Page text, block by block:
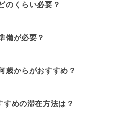
のくらい必要？
備が必要？
歳からがおすすめ？
めの滞在方法は？